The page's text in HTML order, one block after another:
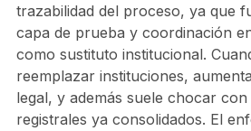
trazabilidad del proceso, ya que
capa de prueba y coordinación
como sustituto institucional.
reemplazar instituciones,
legal, y además suele chocar
registrales ya consolidados. El